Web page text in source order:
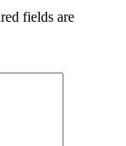
fields are